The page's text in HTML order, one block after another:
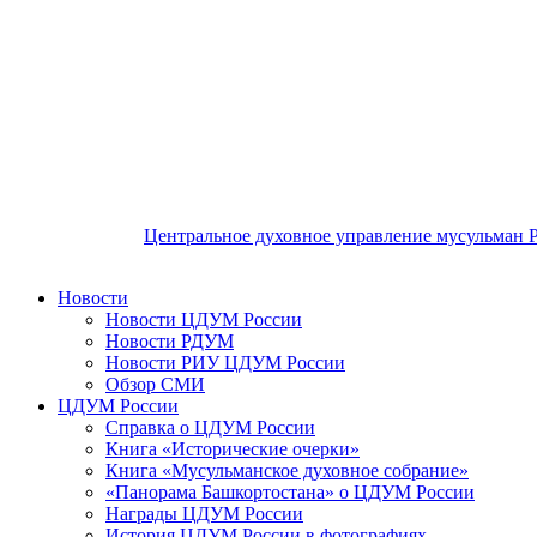
Центральное духовное управление мусульман
Новости
Новости ЦДУМ России
Новости РДУМ
Новости РИУ ЦДУМ России
Обзор СМИ
ЦДУМ России
Справка о ЦДУМ России
Книга «Исторические очерки»
Книга «Мусульманское духовное собрание»
«Панорама Башкортостана» о ЦДУМ России
Награды ЦДУМ России